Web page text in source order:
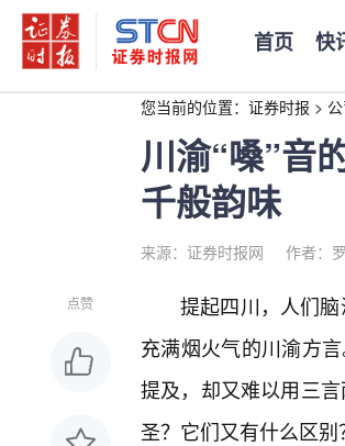
首页 快
您当前的位置： 证券时报 >
川渝“嗓”音
千般韵味
来源：证券时报网 作者：
点赞
提起四川，人们
充满烟火气的川渝方
提及，却又难以用三
圣？它们又有什么区